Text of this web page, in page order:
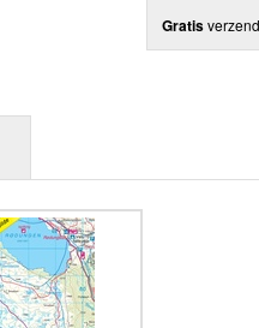
Gratis